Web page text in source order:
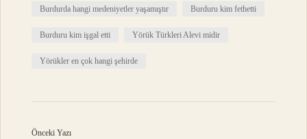
Burdurda hangi medeniyetler yaşamıştır Burduru kim fethetti
Burduru kim işgal etti Yörük Türkleri Alevi midir
Yörükler en çok hangi şehirde
Önceki Yazı